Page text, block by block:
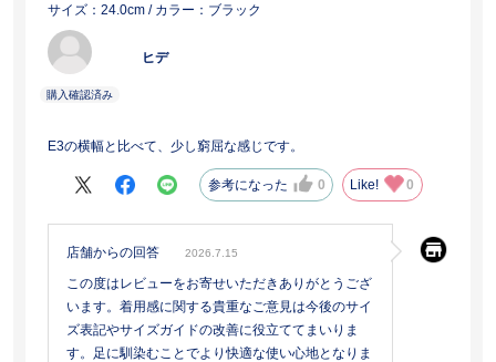
サイズ：24.0cm / カラー：ブラック
ヒデ
E3の横幅と比べて、少し窮屈な感じです。
参考になった 0 Like! 0
店舗からの回答 2026.7.15
この度はレビューをお寄せいただきありがとうござ
います。着用感に関する貴重なご意見は今後のサイ
ズ表記やサイズガイドの改善に役立ててまいりま
す。足に馴染むことでより快適な使い心地となりま